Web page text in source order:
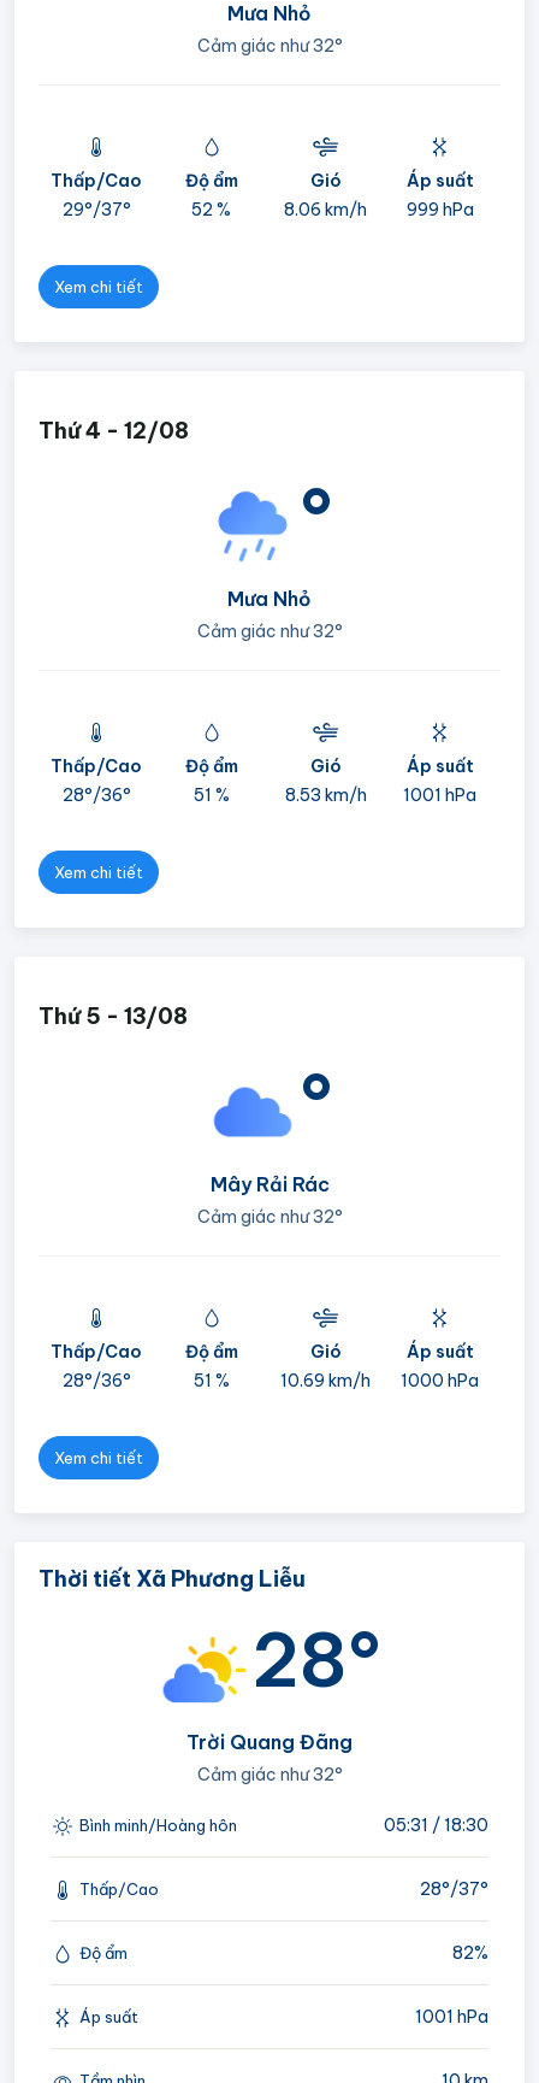
Mưa Nhỏ
Cảm giác như32°
Thấp/Cao
29°/37°
Độ ẩm
52 %
Gió
8.06 km/h
Áp suất
999 hPa
Xem chi tiết
Thứ 4 - 12/08
°
Mưa Nhỏ
Cảm giác như32°
Thấp/Cao
28°/36°
Độ ẩm
51 %
Gió
8.53 km/h
Áp suất
1001 hPa
Xem chi tiết
Thứ 5 - 13/08
°
Mây Rải Rác
Cảm giác như32°
Thấp/Cao
28°/36°
Độ ẩm
51 %
Gió
10.69 km/h
Áp suất
1000 hPa
Xem chi tiết
Thời tiết Xã Phương Liễu
28°
Trời Quang Đãng
Cảm giác như32°
Bình minh/Hoàng hôn 05:31 / 18:30
Thấp/Cao 28°/37°
Độ ẩm 82%
Áp suất 1001 hPa